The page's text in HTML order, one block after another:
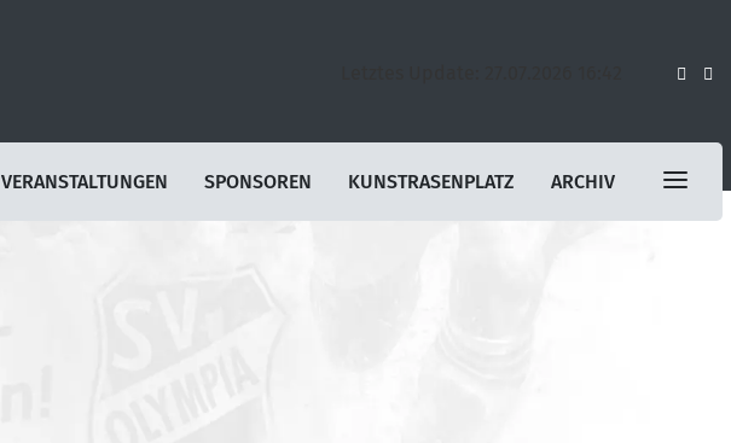
VERANSTALTUNGEN SPONSOREN KUNSTRASENPLATZ ARCHIV